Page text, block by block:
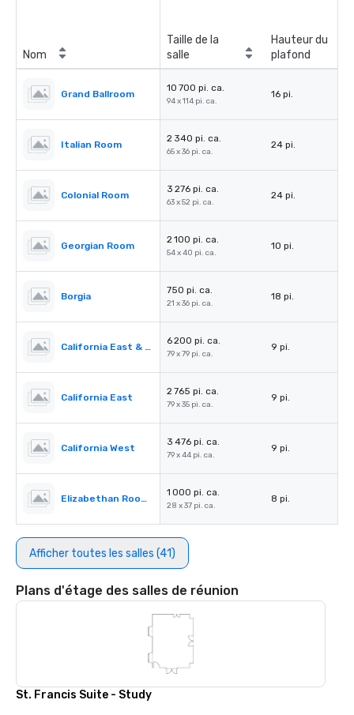
Nom
Taille de la
salle
Hauteur du
plafond
Grand Ballroom
10 700 pi. ca.
94 x 114 pi. ca.
16 pi.
Italian Room
2 340 pi. ca.
65 x 36 pi. ca.
24 pi.
Colonial Room
3 276 pi. ca.
63 x 52 pi. ca.
24 pi.
Georgian Room
2 100 pi. ca.
54 x 40 pi. ca.
10 pi.
Borgia
750 pi. ca.
21 x 36 pi. ca.
18 pi.
California East & West
6 200 pi. ca.
79 x 79 pi. ca.
9 pi.
California East
2 765 pi. ca.
79 x 35 pi. ca.
9 pi.
California West
3 476 pi. ca.
79 x 44 pi. ca.
9 pi.
Elizabethan Room A
1 000 pi. ca.
28 x 37 pi. ca.
8 pi.
Afficher toutes les salles (41)
Plans d'étage des salles de réunion
St. Francis Suite - Study